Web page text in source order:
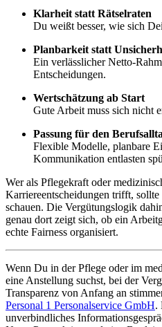
Klarheit statt Rätselraten
Du weißt besser, wie sich
Planbarkeit statt
Ein verlässlicher Netto-
Entscheidungen.
Wertschätzung ab Start
Gute Arbeit muss sich nicht
Passung für den
Flexible Modelle, planbare
Kommunikation entlasten
Wer als Pflegekraft oder
Karriereentscheidungen trifft,
schauen. Die Vergütungslogik
genau dort zeigt sich, ob ein
echte Fairness organisiert.
Wenn Du in der Pflege oder im
eine Anstellung suchst, bei der
Transparenz von Anfang an
Personal 1 Personalservice GmbH.
unverbindliches